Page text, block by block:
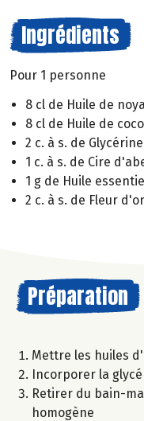
Ingrédients
Pour 1 personne
8 cl de Huile de
8 cl de Huile de coco
2 c. à s. de Glycérine
1 c. à s. de Cire
1 g de Huile
2 c. à s. de Fleur
Préparation
Mettre les huiles
Incorporer la
Retirer du bain-
homogène